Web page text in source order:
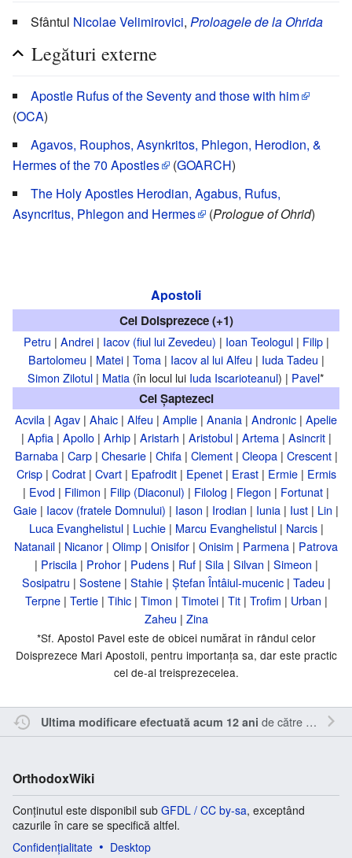
Sfântul Nicolae Velimirovici, Proloagele de la Ohrida
Legături externe
Apostle Rufus of the Seventy and those with him
(OCA)
Agavos, Rouphos, Asynkritos, Phlegon, Herodion, &
Hermes of the 70 Apostles
(GOARCH)
The Holy Apostles Herodian, Agabus, Rufus,
Asyncritus, Phlegon and Hermes
(Prologue of Ohrid)
Apostoli
Cei Doisprezece (+1)
Petru | Andrei| Iacov (fiul lui Zevedeu) | Ioan Teologul| Filip|
Bartolomeu | Matei| Toma| Iacov al lui Alfeu | Iuda Tadeu |
Simon Zilotul | Matia (în locul lui Iuda Iscarioteanul) | Pavel*
Cei Șaptezeci
Acvila | Agav | Ahaic | Alfeu | Amplie | Anania | Andronic | Apelie
| Apfia| Apollo| Arhip| Aristarh | Aristobul| Artema| Asincrit|
Barnaba| Carp| Chesarie| Chifa| Clement| Cleopa| Crescent|
Crisp| Codrat| Cvart| Epafrodit| Epenet| Erast| Ermie| Ermis
| Evod | Filimon | Filip (Diaconul) | Filolog | Flegon | Fortunat |
Gaie | Iacov (fratele Domnului) | Iason | Irodian | Iunia | Iust | Lin |
Luca Evanghelistul| Luchie| Marcu Evanghelistul| Narcis|
Natanail | Nicanor | Olimp | Onisifor | Onisim | Parmena | Patrova
| Priscila| Prohor| Pudens| Ruf| Sila| Silvan | Simeon |
Sosipatru | Sostene| Stahie| Ștefan Întâiul-mucenic| Tadeu |
Terpne| Tertie| Tihic| Timon | Timotei| Tit| Trofim | Urban |
Zaheu | Zina
*Sf. Apostol Pavel este de obicei numărat în rândul celor
Doisprezece Mari Apostoli, pentru importanța sa, dar este practic
cel de-al treisprezecelea.
Ultima modificare efectuată acum 12 ani de către Nick15
OrthodoxWiki
Conținutul este disponibil sub GFDL / CC by-sa, exceptând
cazurile în care se specifică altfel.
Confidențialitate
Desktop